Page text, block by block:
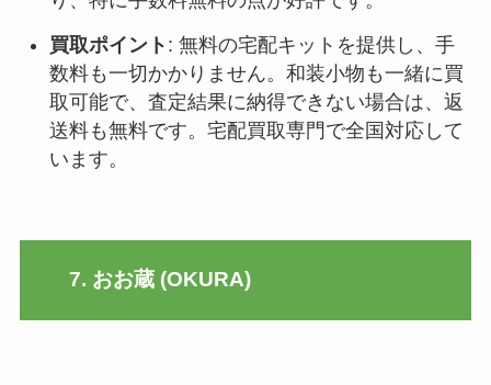
買取ポイント : 無料の宅配キットを提供し、手
数料も一切かかりません。和装小物も一緒に買
取可能で、査定結果に納得できない場合は、返
送料も無料です。宅配買取専門で全国対応して
います。
7. おお蔵 (OKURA)